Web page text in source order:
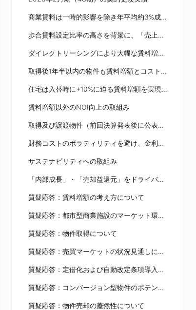
商業賃料は一時的影響を除き年平均約3%成長、好調なマーケット環境で賃料ギャップも拡大
歩合賃料設定比率の高さを背景に、「売上上昇=歩合賃料増加」の仕組みを構築
ダイレクトリーシングにより大幅な賃料増額が実現。将来的なアップサイドの仕組みも構築
取得後1年半以内の物件も賃料増額とコスト削減によりNOIを押上げ
住宅は入替時に+10%に迫る賃料増額を実現、賃料ギャップも拡大し今後のアップサイドが期待
賃料増額以外のNOI向上の取組み
取得及び譲渡物件（前回決算発表後に公表した物件）
財務コストのボラティリティを避け、金利上昇に対応した柔軟な資金調達を実行
サステナビリティへの取組み
「内部成長」・「売却益還元」をドライバーにした成長サイクル
質疑応答：賃料増額の考え方について
質疑応答：都市型商業施設のマーケット環境について
質疑応答：物件取得について
質疑応答：売買マーケットの状況見通しについて
質疑応答：定借化および自動改定条項導入の課題について
質疑応答：コンバージョン型物件のポテンシャルと収益性について
質疑応答：物件売却の蓋然性について